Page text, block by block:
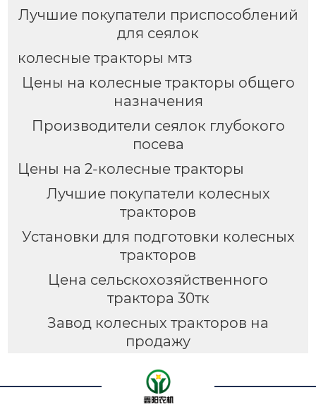
Лучшие покупатели приспособлений
для сеялок
колесные тракторы мтз
Цены на колесные тракторы общего
назначения
Производители сеялок глубокого
посева
Цены на 2-колесные тракторы
Лучшие покупатели колесных
тракторов
Установки для подготовки колесных
тракторов
Цена сельскохозяйственного
трактора 30тк
Завод колесных тракторов на
продажу